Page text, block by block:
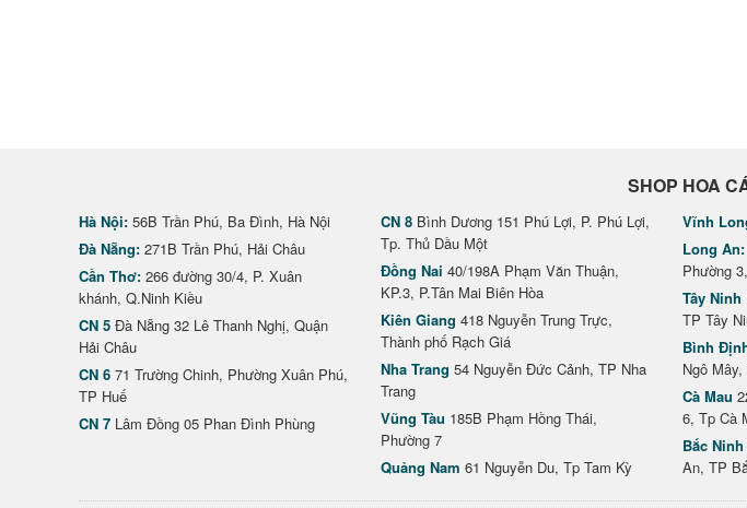
SHOP HOA
Hà Nội: 56B Trần Phú, Ba Đình, Hà Nội
Đà Nẵng: 271B Trần Phú, Hải Châu
Cần Thơ: 266 đường 30/4, P. Xuân
khánh, Q.Ninh Kiều
CN 5 Đà Nẵng 32 Lê Thanh Nghị, Quận
Hải Châu
CN 6 71 Trường Chinh, Phường Xuân Phú,
TP Huế
CN 7 Lâm Đồng 05 Phan Đình Phùng
CN 8 Bình Dương 151 Phú Lợi, P. Phú Lợi,
Tp. Thủ Dầu Một
Đồng Nai 40/198A Phạm Văn Thuận,
KP.3, P.Tân Mai Biên Hòa
Kiên Giang 418 Nguyễn Trung Trực,
Thành phố Rạch Giá
Nha Trang 54 Nguyễn Đức Cảnh, TP Nha
Trang
Vũng Tàu 185B Phạm Hồng Thái,
Phường 7
Quảng Nam 61 Nguyễn Du, Tp Tam Kỳ
Vĩnh
Long An:
Phường
Tây Ninh
TP Tây
Bình
Ngô
Cà Mau
6, Tp Cà
Bắc Ninh
An, TP